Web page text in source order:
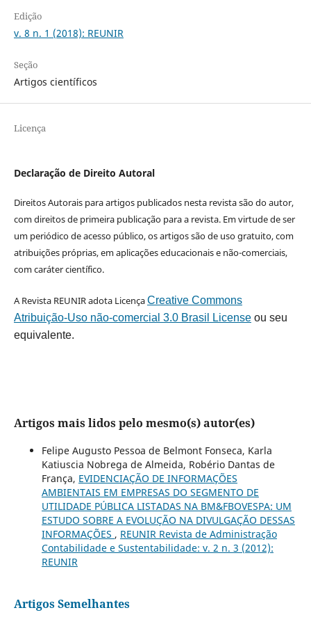
Edição
v. 8 n. 1 (2018): REUNIR
Seção
Artigos científicos
Licença
Declaração de Direito Autoral
Direitos Autorais para artigos publicados nesta revista são do autor,
com direitos de primeira publicação para a revista. Em virtude de ser
um periódico de acesso público, os artigos são de uso gratuito, com
atribuições próprias, em aplicações educacionais e não-comerciais,
com caráter científico.
A Revista REUNIR adota LicençaCreative Commons
Atribuição-Uso não-comercial 3.0 Brasil Licenseou seu
equivalente.
Artigos mais lidos pelo mesmo(s) autor(es)
Felipe Augusto Pessoa de Belmont Fonseca, Karla
Katiuscia Nobrega de Almeida, Robério Dantas de
França, EVIDENCIAÇÃO DE INFORMAÇÕES
AMBIENTAIS EM EMPRESAS DO SEGMENTO DE
UTILIDADE PÚBLICA LISTADAS NA BM&FBOVESPA: UM
ESTUDO SOBRE A EVOLUÇÃO NA DIVULGAÇÃO DESSAS
INFORMAÇÕES , REUNIR Revista de Administração
Contabilidade e Sustentabilidade: v. 2 n. 3 (2012):
REUNIR
Artigos Semelhantes